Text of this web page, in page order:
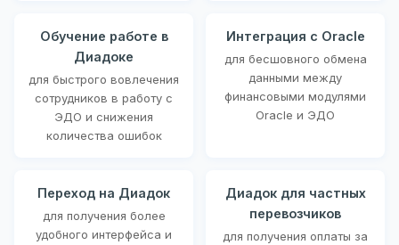
Обучение работе в
Диадоке
для быстрого вовлечения
сотрудников в работу с
ЭДО и снижения
количества ошибок
Интеграция с Oracle
для бесшовного обмена
данными между
финансовыми модулями
Oracle и ЭДО
Переход на Диадок
для получения более
удобного интерфейса и
Диадок для частных
перевозчиков
для получения оплаты за